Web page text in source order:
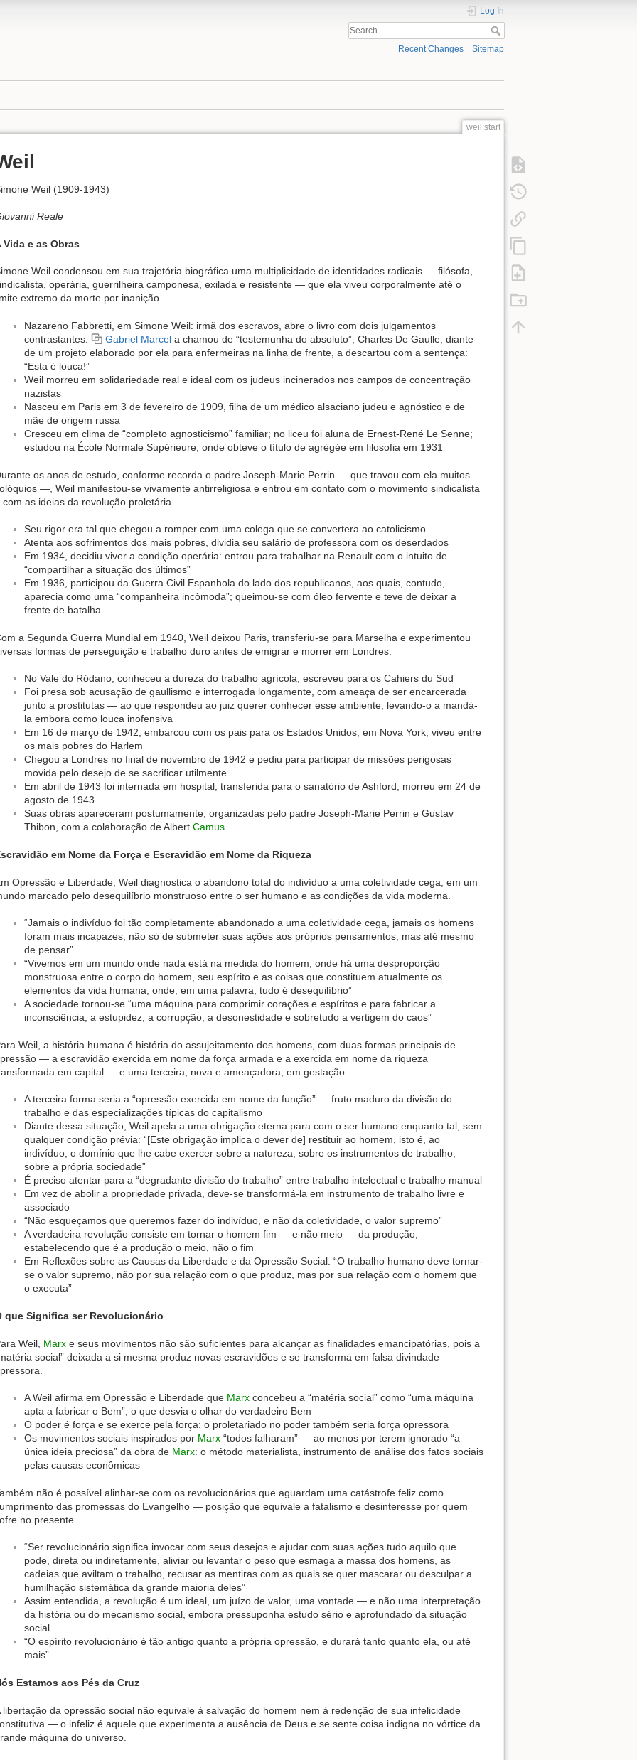
Log In
Recent Changes Sitemap
weil:start
Weil (1909-1943)
Reale
Vida e as Obras
Weil condensou em sua trajetória biográfica uma multiplicidade de identidades radicais — filósofa,
operária, guerrilheira camponesa, exilada e resistente — que ela viveu corporalmente até o
extremo da morte por inanição.
Nazareno Fabbretti, em Simone Weil: irmã dos escravos, abre o livro com dois julgamentos
contrastantes:
Gabriel Marcela chamou de “testemunha do absoluto”; Charles De Gaulle, diante
de um projeto elaborado por ela para enfermeiras na linha de frente, a descartou com a sentença:
“Esta é louca!”
Weil morreu em solidariedade real e ideal com os judeus incinerados nos campos de concentração
nazistas
Nasceu em Paris em 3 de fevereiro de 1909, filha de um médico alsaciano judeu e agnóstico e de
mãe de origem russa
Cresceu em clima de “completo agnosticismo” familiar; no liceu foi aluna de Ernest-René Le Senne;
estudou na École Normale Supérieure, onde obteve o título de agrégée em filosofia em 1931
os anos de estudo, conforme recorda o padre Joseph-Marie Perrin — que travou com ela muitos
—, Weil manifestou-se vivamente antirreligiosa e entrou em contato com o movimento sindicalista
com as ideias da revolução proletária.
Seu rigor era tal que chegou a romper com uma colega que se convertera ao catolicismo
Atenta aos sofrimentos dos mais pobres, dividia seu salário de professora com os deserdados
Em 1934, decidiu viver a condição operária: entrou para trabalhar na Renault com o intuito de
“compartilhar a situação dos últimos”
Em 1936, participou da Guerra Civil Espanhola do lado dos republicanos, aos quais, contudo,
aparecia como uma “companheira incômoda”; queimou-se com óleo fervente e teve de deixar a
frente de batalha
a Segunda Guerra Mundial em 1940, Weil deixou Paris, transferiu-se para Marselha e experimentou
formas de perseguição e trabalho duro antes de emigrar e morrer em Londres.
No Vale do Ródano, conheceu a dureza do trabalho agrícola; escreveu para os Cahiers du Sud
Foi presa sob acusação de gaullismo e interrogada longamente, com ameaça de ser encarcerada
junto a prostitutas — ao que respondeu ao juiz querer conhecer esse ambiente, levando-o a mandá-
la embora como louca inofensiva
Em 16 de março de 1942, embarcou com os pais para os Estados Unidos; em Nova York, viveu entre
os mais pobres do Harlem
Chegou a Londres no final de novembro de 1942 e pediu para participar de missões perigosas
movida pelo desejo de se sacrificar utilmente
Em abril de 1943 foi internada em hospital; transferida para o sanatório de Ashford, morreu em 24 de
agosto de 1943
Suas obras apareceram postumamente, organizadas pelo padre Joseph-Marie Perrin e Gustav
Thibon, com a colaboração de Albert Camus
em Nome da Força e Escravidão em Nome da Riqueza
Opressão e Liberdade, Weil diagnostica o abandono total do indivíduo a uma coletividade cega, em um
marcado pelo desequilíbrio monstruoso entre o ser humano e as condições da vida moderna.
“Jamais o indivíduo foi tão completamente abandonado a uma coletividade cega, jamais os homens
foram mais incapazes, não só de submeter suas ações aos próprios pensamentos, mas até mesmo
de pensar”
“Vivemos em um mundo onde nada está na medida do homem; onde há uma desproporção
monstruosa entre o corpo do homem, seu espírito e as coisas que constituem atualmente os
elementos da vida humana; onde, em uma palavra, tudo é desequilíbrio”
A sociedade tornou-se “uma máquina para comprimir corações e espíritos e para fabricar a
inconsciência, a estupidez, a corrupção, a desonestidade e sobretudo a vertigem do caos”
Weil, a história humana é história do assujeitamento dos homens, com duas formas principais de
— a escravidão exercida em nome da força armada e a exercida em nome da riqueza
em capital — e uma terceira, nova e ameaçadora, em gestação.
A terceira forma seria a “opressão exercida em nome da função” — fruto maduro da divisão do
trabalho e das especializações típicas do capitalismo
Diante dessa situação, Weil apela a uma obrigação eterna para com o ser humano enquanto tal, sem
qualquer condição prévia: “[Este obrigação implica o dever de] restituir ao homem, isto é, ao
indivíduo, o domínio que lhe cabe exercer sobre a natureza, sobre os instrumentos de trabalho,
sobre a própria sociedade”
É preciso atentar para a “degradante divisão do trabalho” entre trabalho intelectual e trabalho manual
Em vez de abolir a propriedade privada, deve-se transformá-la em instrumento de trabalho livre e
associado
“Não esqueçamos que queremos fazer do indivíduo, e não da coletividade, o valor supremo”
A verdadeira revolução consiste em tornar o homem fim — e não meio — da produção,
estabelecendo que é a produção o meio, não o fim
Em Reflexões sobre as Causas da Liberdade e da Opressão Social: “O trabalho humano deve tornar-
se o valor supremo, não por sua relação com o que produz, mas por sua relação com o homem que
o executa”
que Significa ser Revolucionário
Weil, Marx e seus movimentos não são suficientes para alcançar as finalidades emancipatórias, pois a
social” deixada a si mesma produz novas escravidões e se transforma em falsa divindade
A Weil afirma em Opressão e Liberdade que Marx concebeu a “matéria social” como “uma máquina
apta a fabricar o Bem”, o que desvia o olhar do verdadeiro Bem
O poder é força e se exerce pela força: o proletariado no poder também seria força opressora
Os movimentos sociais inspirados por Marx “todos falharam” — ao menos por terem ignorado “a
única ideia preciosa” da obra de Marx: o método materialista, instrumento de análise dos fatos sociais
pelas causas econômicas
não é possível alinhar-se com os revolucionários que aguardam uma catástrofe feliz como
das promessas do Evangelho — posição que equivale a fatalismo e desinteresse por quem
no presente.
“Ser revolucionário significa invocar com seus desejos e ajudar com suas ações tudo aquilo que
pode, direta ou indiretamente, aliviar ou levantar o peso que esmaga a massa dos homens, as
cadeias que aviltam o trabalho, recusar as mentiras com as quais se quer mascarar ou desculpar a
humilhação sistemática da grande maioria deles”
Assim entendida, a revolução é um ideal, um juízo de valor, uma vontade — e não uma interpretação
da história ou do mecanismo social, embora pressuponha estudo sério e aprofundado da situação
social
“O espírito revolucionário é tão antigo quanto a própria opressão, e durará tanto quanto ela, ou até
mais”
Estamos aos Pés da Cruz
libertação da opressão social não equivale à salvação do homem nem à redenção de sua infelicidade
— o infeliz é aquele que experimenta a ausência de Deus e se sente coisa indigna no vórtice da
máquina do universo.